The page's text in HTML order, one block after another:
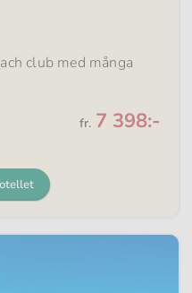
club med många
Från
fr. 7 398:-